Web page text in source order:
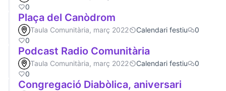
0
Plaça del Canòdrom
Taula Comunitària, març 2022 Calendari festiu
0
0
Podcast Radio Comunitària
Taula Comunitària, març 2022 Calendari festiu
0
0
Congregació Diabòlica, aniversari